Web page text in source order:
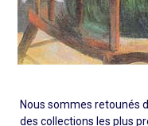
Nous sommes retounés
des collections les plus